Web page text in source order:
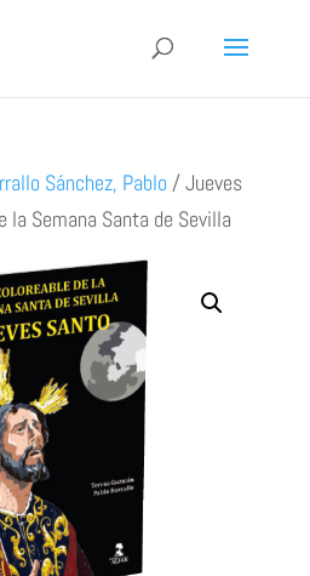
Sánchez, Pablo /Jueves
la Semana Santa de Sevilla